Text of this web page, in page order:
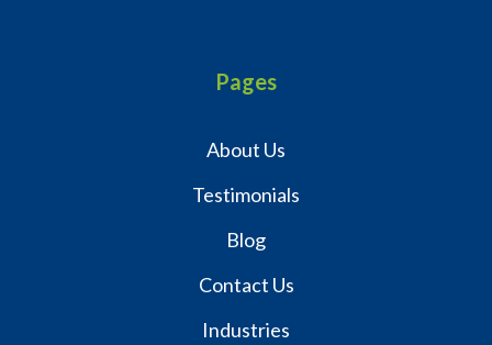
Pages
About Us
Testimonials
Blog
Contact Us
Industries